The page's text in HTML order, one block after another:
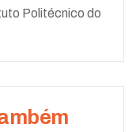
Politécnico do